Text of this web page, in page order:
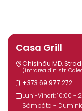
Casa Grill
Chișinău MD,
(intrarea din str.
+373 69 977 272
Luni-Vineri: 10:00 -
Sâmbăta -